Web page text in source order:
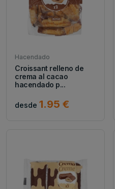
Hacendado
Croissant relleno de
crema al cacao
hacendado p...
desde 1.95 €